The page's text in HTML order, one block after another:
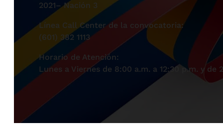
2021– Nación 3
Línea Call Center de la convocatoria:
(601) 382 1113
Horario de Atención:
Lunes a Viernes de 8:00 a.m. a 12:30 p.m. y de